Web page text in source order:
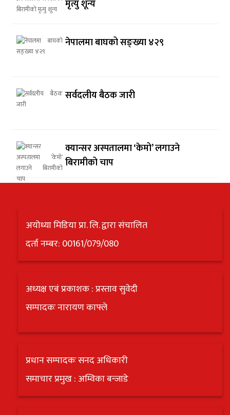
मृत्यु शून्य
नेपालमा बाघको सङ्ख्या ४२९
सर्वदलीय बैठक जारी
क्यान्सर अस्पतालमा ‘केमो’ लगाउने
बिरामीको चाप
अयोध्या मिडिया प्रा. लि. द्वारा संचालित
दर्ता नम्बर: 00161/079/080
अध्यक्ष एबं प्रकाशक : प्रस्ताव सुवेदी
सम्पादकः नारायण काफ्ले
प्रधान सम्पादकः सनद अधिकारी
समाचार प्रमुख : अम्विका बन्जाडे